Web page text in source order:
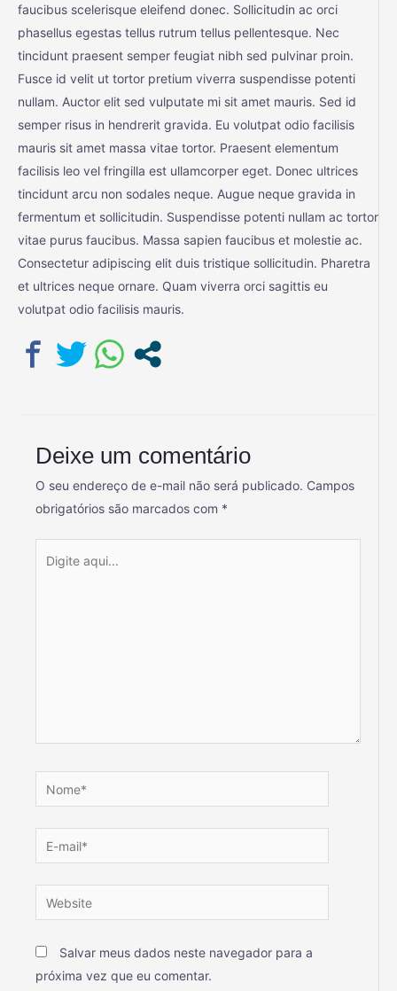
faucibus scelerisque eleifend donec. Sollicitudin ac orci
phasellus egestas tellus rutrum tellus pellentesque. Nec
tincidunt praesent semper feugiat nibh sed pulvinar proin.
Fusce id velit ut tortor pretium viverra suspendisse potenti
nullam. Auctor elit sed vulputate mi sit amet mauris. Sed id
semper risus in hendrerit gravida. Eu volutpat odio facilisis
mauris sit amet massa vitae tortor. Praesent elementum
facilisis leo vel fringilla est ullamcorper eget. Donec ultrices
tincidunt arcu non sodales neque. Augue neque gravida in
fermentum et sollicitudin. Suspendisse potenti nullam ac tortor
vitae purus faucibus. Massa sapien faucibus et molestie ac.
Consectetur adipiscing elit duis tristique sollicitudin. Pharetra
et ultrices neque ornare. Quam viverra orci sagittis eu
volutpat odio facilisis mauris.
Deixe um comentário
O seu endereço de e-mail não será publicado. Campos
obrigatórios são marcados com *
Salvar meus dados neste navegador para a
próxima vez que eu comentar.